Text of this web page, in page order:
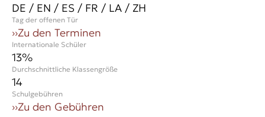
Durchschnittliche Klassengröße
14
Internationale Schüler
13%
DE / EN / ES / FR / LA / ZH
Schulgebühren
››Zu den Gebühren
Tag der offenen Tür
››Zu den Terminen